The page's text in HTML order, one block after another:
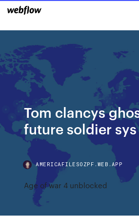
Tom clancys
future soldier
AMERICAFILESOZPF.WEB.APP
Age of war 4 unblocked